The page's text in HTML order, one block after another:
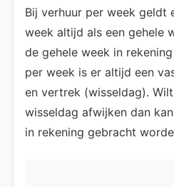
Bij verhuur per week geldt
week altijd als een gehele
de gehele week in
per week is er altijd een
en vertrek (wisseldag).
wisseldag afwijken dan
in rekening gebracht